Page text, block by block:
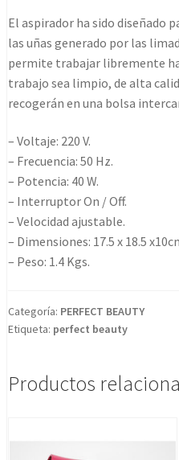
Narrow
Nails
Dust
cantidad
El aspirador ha sido diseñado
las uñas generado por las
permite trabajar libremente
trabajo sea limpio, de alta
recogerán en una bolsa
– Voltaje: 220 V.
– Frecuencia: 50 Hz.
– Potencia: 40 W.
– Interruptor On / Off.
– Velocidad ajustable.
– Dimensiones: 17.5 x 18.5
– Peso: 1.4 Kgs.
Categoría: PERFECT BEAUTY
Etiqueta: perfect beauty
Productos